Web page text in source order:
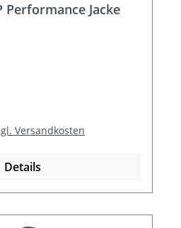
Performance Jacke
Versandkosten
Details